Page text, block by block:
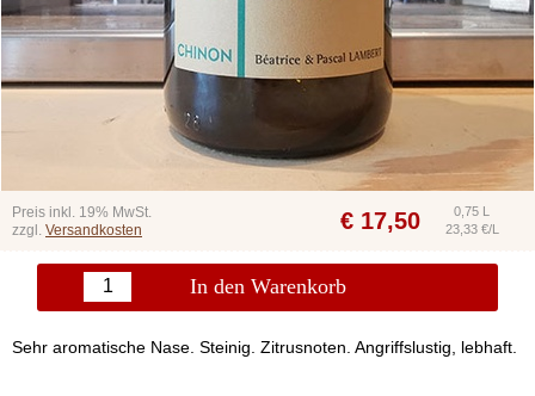
Preis inkl. 19% MwSt.
zzgl. Versandkosten € 17,50
0,75 L
23,33 €/L
In den Warenkorb
Sehr aromatische Nase. Steinig. Zitrusnoten. Angriffslustig, lebhaft.